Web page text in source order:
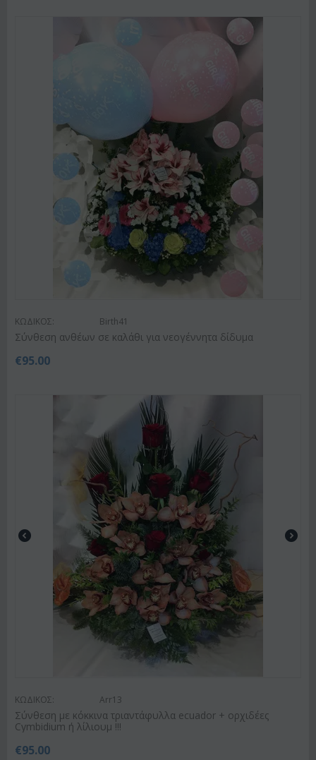
ΚΩΔΙΚΟΣ: Birth41
Σύνθεση ανθέων σε καλάθι για νεογέννητα δίδυμα
€95.00
ΚΩΔΙΚΟΣ: Arr13
Σύνθεση με κόκκινα τριαντάφυλλα ecuador + ορχιδέες
Cymbidium ή λίλιουμ !!!
€95.00